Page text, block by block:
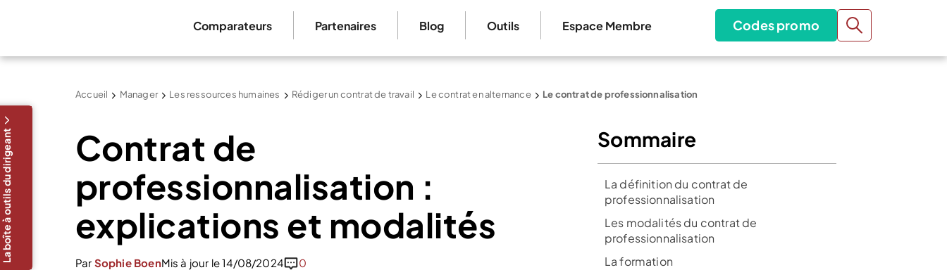
Comparateurs Partenaires Blog Outils Espace Membre Codes promo
Accueil Manager Les ressources humaines Rédiger un contrat de travail Le contrat en alternance Le contrat de professionnalisation
Contrat de
professionnalisation :
explications et modalités
Par Sophie BoenMis à jour le 14/08/2024 0
La boîte à outils du dirigeant Sommaire
La définition du contrat de
professionnalisation
Les modalités du contrat de
professionnalisation
La formation